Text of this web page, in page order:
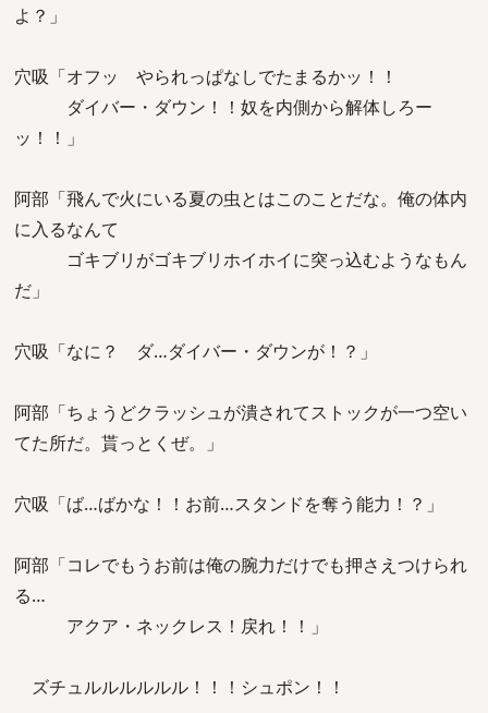
よ？」
穴吸「オフッ やられっぱなしでたまるかッ！！
ダイバー・ダウン！！奴を内側から解体しろー
ッ！！」
阿部「飛んで火にいる夏の虫とはこのことだな。俺の体内
に入るなんて
ゴキブリがゴキブリホイホイに突っ込むようなもん
だ」
穴吸「なに？ ダ…ダイバー・ダウンが！？」
阿部「ちょうどクラッシュが潰されてストックが一つ空い
てた所だ。貰っとくぜ。」
穴吸「ば…ばかな！！お前…スタンドを奪う能力！？」
阿部「コレでもうお前は俺の腕力だけでも押さえつけられ
る…
アクア・ネックレス！戻れ！！」
ズチュルルルルルル！！！シュポン！！